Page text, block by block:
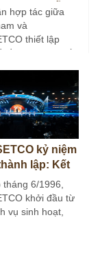
kết chuỗi
lượng
hợp tác giữa
và
thiết lập
đồng hành chiến
kỷ niệm
lập: Kết
kiến tạo
6/1996,
khởi đầu từ
vụ sinh hoạt,
du lịch phục